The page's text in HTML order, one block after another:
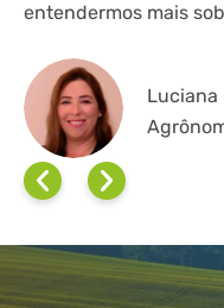
entendermos mais
Luciana